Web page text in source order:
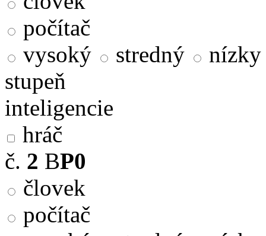
počítač
vysoký
stredný
nízky
stupeň
inteligencie
hráč
č. 2 BP0
človek
počítač